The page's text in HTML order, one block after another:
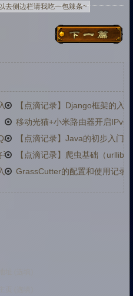
去侧边栏请我吃一包辣条~
门 - 第二篇（切换SQL数据库、
【点滴记录】Django框架的入
移动光猫+小米路由器开启IPv6
机器人【点滴记录】Java的初步入门
机屏幕投到电脑
【点滴记录】爬虫基础（urllib
门 GrassCutter的配置和使用记录